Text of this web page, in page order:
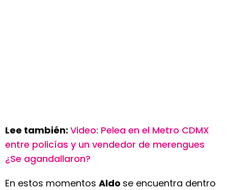
Lee también: Video: Pelea en el Metro CDMX
entre policías y un vendedor de merengues
¿Se agandallaron?
En estos momentos Aldo se encuentra dentro